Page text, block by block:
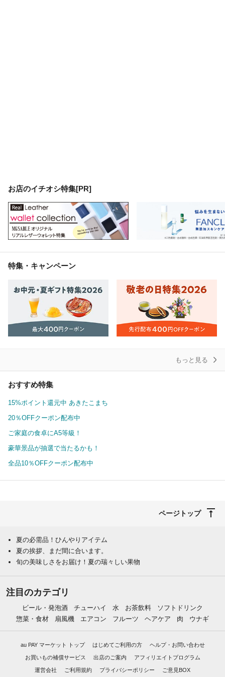
お店のイチオシ特集[PR]
特集・キャンペーン
もっと見る
おすすめ特集
15%ポイント還元中 あきたこまち
20％OFFクーポン配布中
ご家庭の食卓にA5等級！
豪華景品が抽選で当たるかも！
全品10％OFFクーポン配布中
ページトップ
夏の必需品！ひんやりアイテム
夏の挨拶、まだ間に合います。
旬の美味しさをお届け！夏の瑞々しい果物
注目のカテゴリ
ビール・発泡酒 チューハイ 水 お茶飲料
ソフトドリンク
惣菜・食材
扇風機 エアコン フルーツ ヘアケア 肉 ウナギ
au PAY マーケット トップ はじめてご利用の方 ヘルプ・お問い合わせ
お買いもの補償サービス 出店のご案内 アフィリエイトプログラム
運営会社 ご利用規約 プライバシーポリシー ご意見BOX